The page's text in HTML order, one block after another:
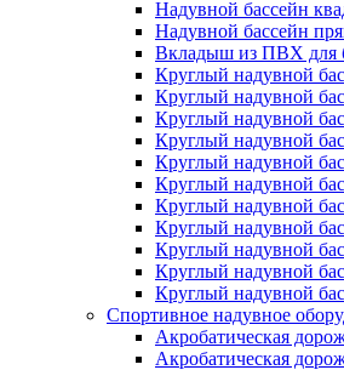
Надувной бассейн
Надувной бассейн
Вкладыш из ПВХ для
Круглый надувной
Круглый надувной
Круглый надувной
Круглый надувной
Круглый надувной
Круглый надувной
Круглый надувной
Круглый надувной
Круглый надувной
Круглый надувной
Круглый надувной
Спортивное надувное
Акробатическая
Акробатическая